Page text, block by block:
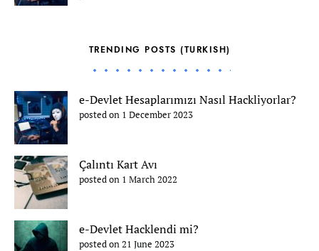
TRENDING POSTS (TURKISH)
e-Devlet Hesaplarımızı Nasıl Hackliyorlar?
posted on 1 December 2023
Çalıntı Kart Avı
posted on 1 March 2022
e-Devlet Hacklendi mi?
posted on 21 June 2023